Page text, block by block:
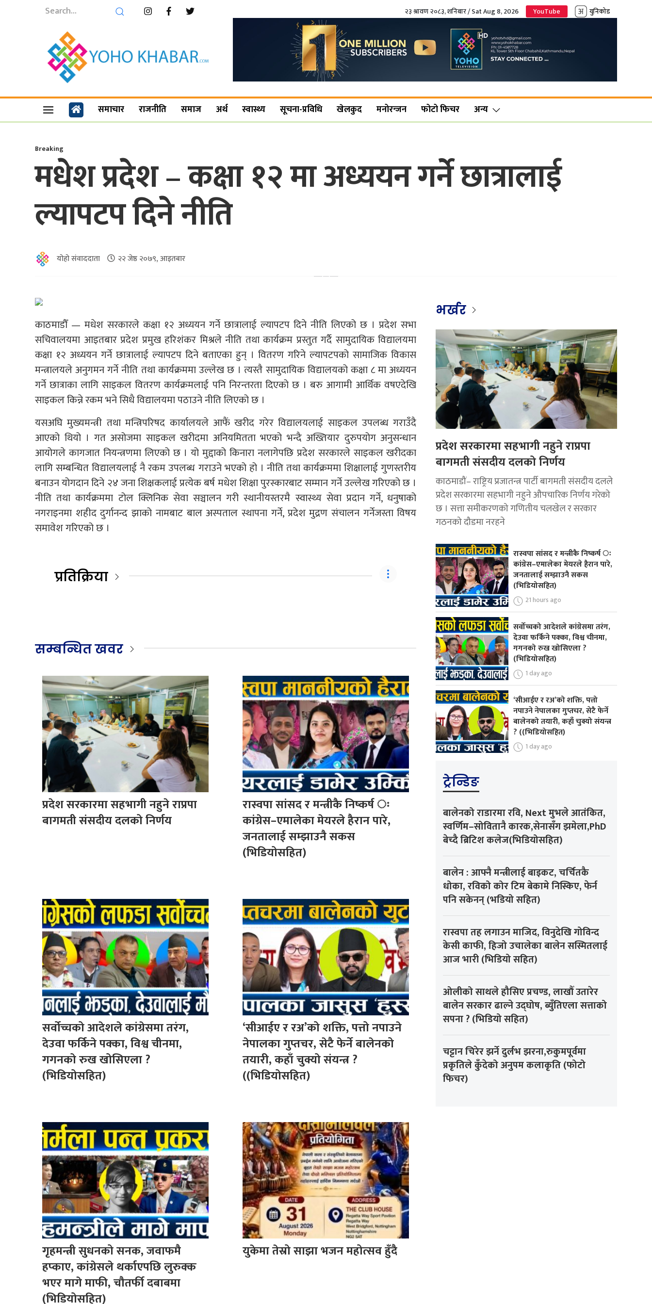
२३ श्रावण २०८३, शनिबार / Sat Aug 8, 2026 YouTube युनिकोड
समाचार राजनीति समाज अर्थ स्वास्थ्य सूचना-प्रविधि खेलकुद मनोरन्जन फोटो फिचर अन्य
Breaking
मधेश प्रदेश – कक्षा १२ मा अध्ययन गर्ने छात्रालाई
ल्यापटप दिने नीति
योहो संवाददाता २२ जेष्ठ २०७९, आइतबार
काठमाडौँ — मधेश सरकारले कक्षा १२ अध्ययन गर्ने छात्रालाई ल्यापटप दिने नीति लिएको छ । प्रदेश सभा
सचिवालयमा आइतबार प्रदेश प्रमुख हरिशंकर मिश्रले नीति तथा कार्यक्रम प्रस्तुत गर्दै सामुदायिक विद्यालयमा
कक्षा १२ अध्ययन गर्ने छात्रालाई ल्यापटप दिने बताएका हुन् । वितरण गरिने ल्यापटपको सामाजिक विकास
मन्त्रालयले अनुगमन गर्ने नीति तथा कार्यक्रममा उल्लेख छ । त्यस्तै सामुदायिक विद्यालयको कक्षा ८ मा अध्ययन
गर्ने छात्राका लागि साइकल वितरण कार्यक्रमलाई पनि निरन्तरता दिएको छ । बरु आगामी आर्थिक वषएदेखि
साइकल किन्ने रकम भने सिधै विद्यालयमा पठाउने नीति लिएको छ ।
यसअघि मुख्यमन्त्री तथा मन्त्रिपरिषद कार्यालयले आफैं खरीद गरेर विद्यालयलाई साइकल उपलब्ध गराउँदै
आएको थियो । गत असोजमा साइकल खरीदमा अनियमितता भएको भन्दै अख्तियार दुरुपयोग अनुसन्धान
आयोगले कागजात नियन्त्रणमा लिएको छ । यो मुद्दाको किनारा नलागेपछि प्रदेश सरकारले साइकल खरीदका
लागि सम्बन्धित विद्यालयलाई नै रकम उपलब्ध गराउने भएको हो । नीति तथा कार्यक्रममा शिक्षालाई गुणस्तरीय
बनाउन योगदान दिने २४ जना शिक्षकलाई प्रत्येक बर्ष मधेश शिक्षा पुरस्कारबाट सम्मान गर्ने उल्लेख गरिएको छ ।
नीति तथा कार्यक्रममा टोल क्लिनिक सेवा सञ्चालन गरी स्थानीयस्तरमै स्वास्थ्य सेवा प्रदान गर्ने, धनुषाको
नगराइनमा शहीद दुर्गानन्द झाको नामबाट बाल अस्पताल स्थापना गर्ने, प्रदेश मुद्रण संचालन गर्नेजस्ता विषय
समावेश गरिएको छ ।
प्रतिक्रिया
सम्बन्धित खवर
प्रदेश सरकारमा सहभागी नहुने राप्रपा
बागमती संसदीय दलको निर्णय
रास्वपा सांसद र मन्त्रीकै निष्कर्ष ः
कांग्रेस–एमालेका मेयरले हैरान पारे,
जनतालाई सम्झाउनै सकस
(भिडियोसहित)
सर्वोच्चको आदेशले कांग्रेसमा तरंग,
देउवा फर्किने पक्का, विश्व चीनमा,
गगनको रुख खोसिएला ?
(भिडियोसहित)
‘सीआईए र रअ’को शक्ति, पत्तो नपाउने
नेपालका गुप्तचर, सेटै फेर्ने बालेनको
तयारी, कहाँ चुक्यो संयन्त्र ?
((भिडियोसहित)
गृहमन्त्री सुधनको सनक, जवाफमै
हप्काए, कांग्रेसले थर्काएपछि लुरुक्क
भएर मागे माफी, चौतर्फी दबाबमा
(भिडियोसहित)
युकेमा तेस्रो साझा भजन महोत्सव हुँदै
भर्खर
प्रदेश सरकारमा सहभागी नहुने राप्रपा
बागमती संसदीय दलको निर्णय
काठमाडौं– राष्ट्रिय प्रजातन्त्र पार्टी बागमती संसदीय दलले
प्रदेश सरकारमा सहभागी नहुने औपचारिक निर्णय गरेको
छ । सत्ता समीकरणको गणितीय चलखेल र सरकार
गठनको दौडमा नरहने
रास्वपा सांसद र मन्त्रीकै निष्कर्ष ः
कांग्रेस–एमालेका मेयरले हैरान पारे,
जनतालाई सम्झाउनै सकस
(भिडियोसहित)
21 hours ago
सर्वोच्चको आदेशले कांग्रेसमा तरंग,
देउवा फर्किने पक्का, विश्व चीनमा,
गगनको रुख खोसिएला ?
(भिडियोसहित)
1 day ago
‘सीआईए र रअ’को शक्ति, पत्तो
नपाउने नेपालका गुप्तचर, सेटै फेर्ने
बालेनको तयारी, कहाँ चुक्यो संयन्त्र
? ((भिडियोसहित)
1 day ago
ट्रेन्डिङ
बालेनको राडारमा रवि, Next मुभले आतंकित,
स्वर्णिम–सोवितानै कारक,सेनासँग झमेला,PhD
बेच्दै ब्रिटिश कलेज(भिडियोसहित)
बालेन : आफ्नै मन्त्रीलाई बाइकट, चर्चितकै
धोका, रविको कोर टिम बेकामे निस्किए, फेर्न
पनि सकेनन् (भडियो सहित)
रास्वपा तह लगाउन माजिद, विनुदेखि गोविन्द
केसी काफी, हिजो उचालेका बालेन सस्मितलाई
आज भारी (भिडियो सहित)
ओलीको साथले हौसिए प्रचण्ड, लाखौँ उतारेर
बालेन सरकार ढाल्ने उद्घोष, ब्युँतिएला सत्ताको
सपना ? (भिडियो सहित)
चट्टान चिरेर झर्ने दुर्लभ झरना,रुकुमपूर्वमा
प्रकृतिले कुँदेको अनुपम कलाकृति (फोटो
फिचर)